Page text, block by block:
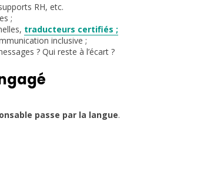
RH, etc.
;
traducteurs certifiés ;
inclusive ;
? Qui reste à l’écart ?
passe par la langue.